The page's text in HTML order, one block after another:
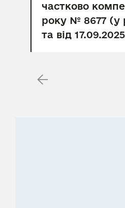
частково
року № 8677 (у
та від